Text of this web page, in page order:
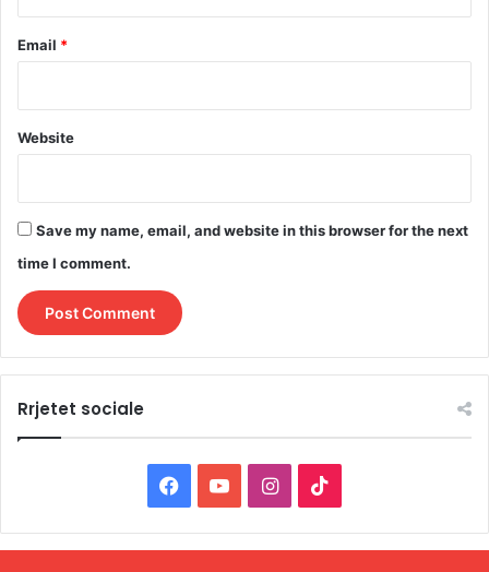
Email *
Website
Save my name, email, and website in this browser for the next
time I comment.
Rrjetet sociale
a
o
I
n
i